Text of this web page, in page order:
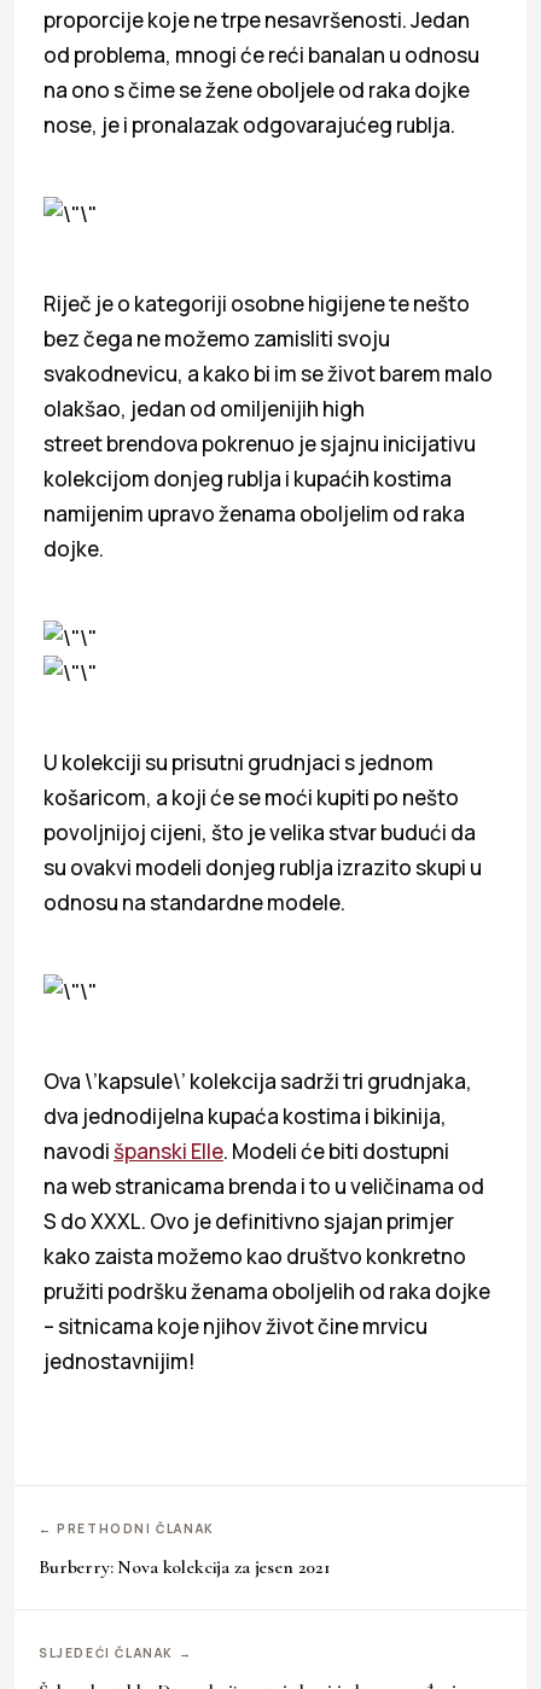
proporcije koje ne trpe nesavršenosti. Jedan
od problema, mnogi će reći banalan u odnosu
na ono s čime se žene oboljele od raka dojke
nose, je i pronalazak odgovarajućeg rublja.
Riječ je o kategoriji osobne higijene te nešto
bez čega ne možemo zamisliti svoju
svakodnevicu, a kako bi im se život barem malo
olakšao, jedan od omiljenijih high
street brendova pokrenuo je sjajnu inicijativu
kolekcijom donjeg rublja i kupaćih kostima
namijenim upravo ženama oboljelim od raka
dojke.
U kolekciji su prisutni grudnjaci s jednom
košaricom, a koji će se moći kupiti po nešto
povoljnijoj cijeni, što je velika stvar budući da
su ovakvi modeli donjeg rublja izrazito skupi u
odnosu na standardne modele.
Ova \’kapsule\’ kolekcija sadrži tri grudnjaka,
dva jednodijelna kupaća kostima i bikinija,
navodišpanski Elle. Modeli će biti dostupni
na web stranicama brenda i to u veličinama od
S do XXXL. Ovo je definitivno sjajan primjer
kako zaista možemo kao društvo konkretno
pružiti podršku ženama oboljelih od raka dojke
– sitnicama koje njihov život čine mrvicu
jednostavnijim!
← PRETHODNI ČLANAK
Burberry: Nova kolekcija za jesen 2021
SLJEDEĆI ČLANAK →